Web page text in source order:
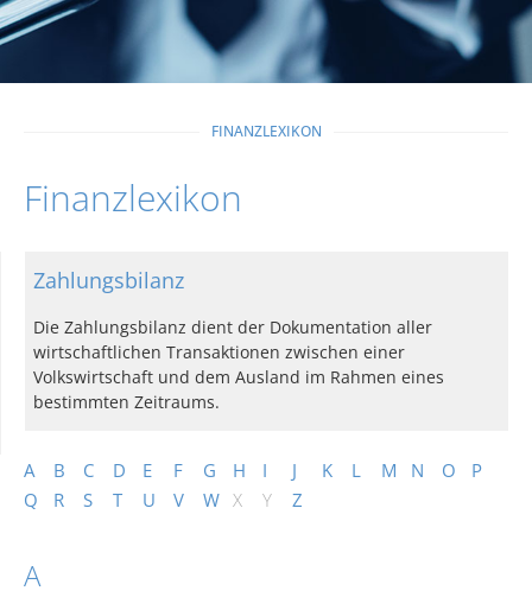
FINANZLEXIKON
Finanzlexikon
A B C D E F G H I J K L M N O
P
Q
R S T U V W X Y Z
A
Zahlungsbilanz
Die Zahlungsbilanz dient der Dokumentation aller
wirtschaftlichen Transaktionen zwischen einer
Volkswirtschaft und dem Ausland im Rahmen eines
bestimmten Zeitraums.